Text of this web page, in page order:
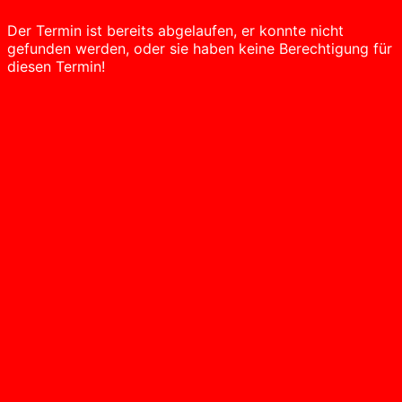
Der Termin ist bereits abgelaufen, er konnte nicht
gefunden werden, oder sie haben keine Berechtigung für
diesen Termin!